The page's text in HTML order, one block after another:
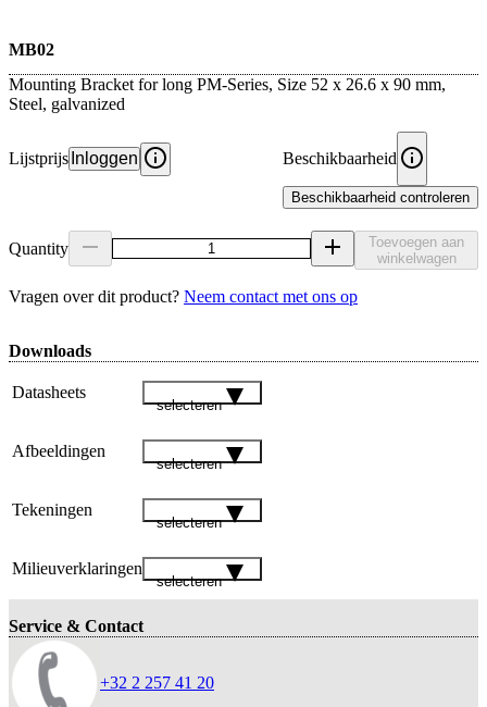
MB02
Mounting Bracket for long PM-Series, Size 52 x 26.6 x 90 mm,
Steel, galvanized
Lijstprijs Inloggen Beschikbaarheid
Beschikbaarheid controleren
Quantity
Toevoegen aan
winkelwagen
Vragen over dit product? Neem contact met ons op
Downloads
Datasheets
selecteren
Afbeeldingen
selecteren
Tekeningen
selecteren
Milieuverklaringen
selecteren
Service & Contact
+32 2 257 41 20